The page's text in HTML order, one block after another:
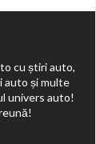
cu știri auto,
auto și multe
univers auto!